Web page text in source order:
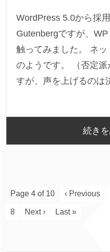
WordPress 5.0から採
Gutenbergですが、
触ってみました。 ネ
のようです。 （否定
すが、声を上げるの
続き
Page 4 of 10 ‹ Previous
8 Next › Last »